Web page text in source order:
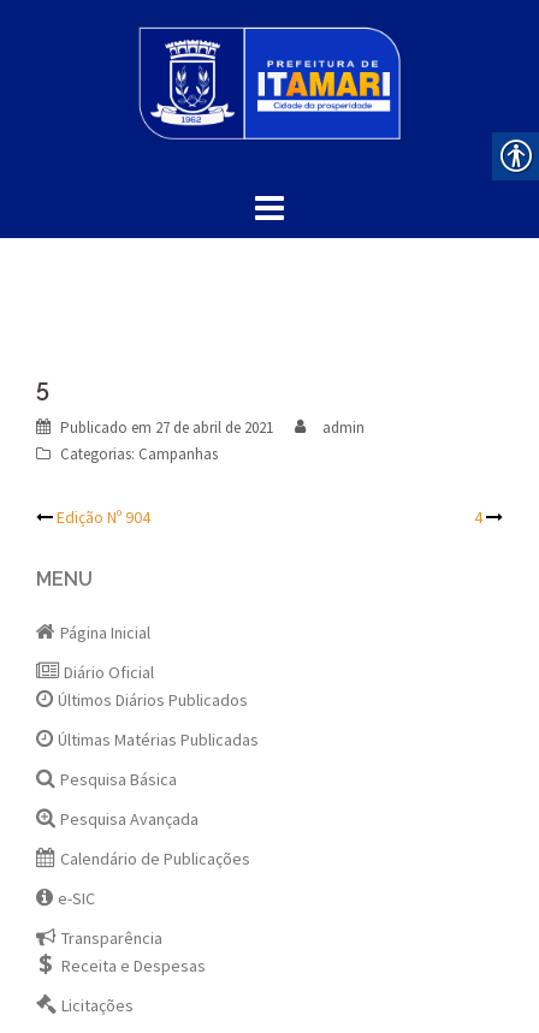
5
Publicado em 27 de abril de 2021
admin
Categorias: Campanhas
Post
navigation
Edição Nº 904 4
MENU
Página Inicial
Diário Oficial
Últimos Diários Publicados
Últimas Matérias Publicadas
Pesquisa Básica
Pesquisa Avançada
Calendário de Publicações
e-SIC
Transparência
Receita e Despesas
Licitações